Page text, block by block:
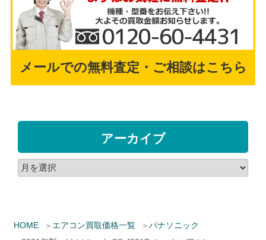
HOME エアコン買取価格一覧
パナソニック
メールでの無料査定・ご相談はこちら
アーカイブ